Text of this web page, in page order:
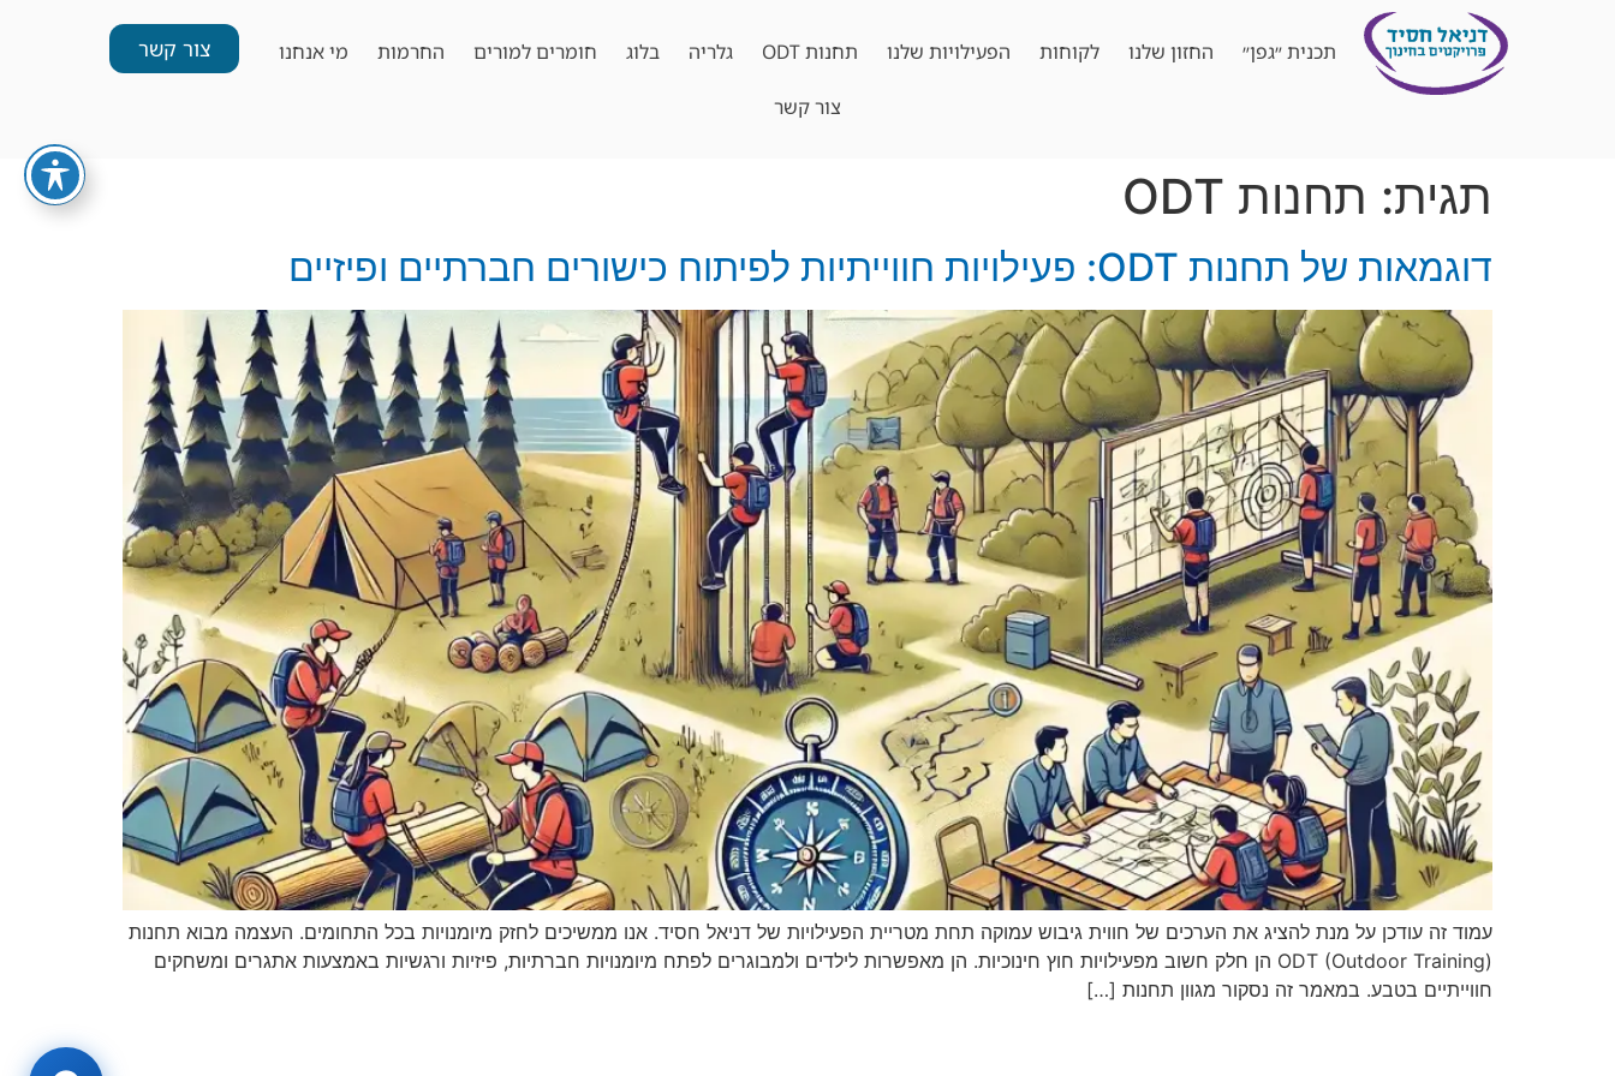
תכנית ״גפן״ החזון שלנו לקוחות הפעילויות שלנו תחנות ODT גלריה בלוג חומרים למורים החרמות מי אנחנו
צור קשר
צור קשר
תגית: תחנות ODT
דוגמאות של תחנות ODT: פעילויות חווייתיות לפיתוח כישורים חברתיים ופיזיים
עמוד זה עודכן על מנת להציג את הערכים של חווית גיבוש עמוקה תחת מטריית הפעילויות של דניאל חסיד. אנו ממשיכים לחזק מיומנויות בכל התחומים. העצמה מבוא תחנות
ODT (Outdoor Training) הן חלק חשוב מפעילויות חוץ חינוכיות. הן מאפשרות לילדים ולמבוגרים לפתח מיומנויות חברתיות, פיזיות ורגשיות באמצעות אתגרים ומשחקים
חווייתיים בטבע. במאמר זה נסקור מגוון תחנות […]